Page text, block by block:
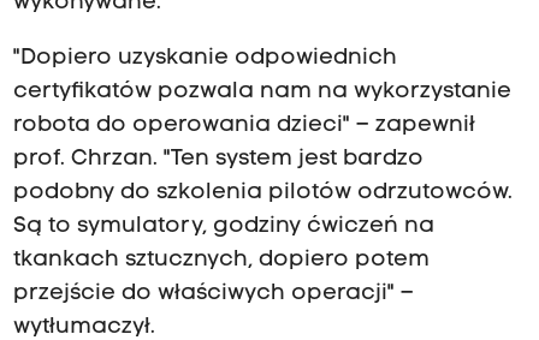
"Dopiero uzyskanie odpowiednich
certyfikatów pozwala nam na wykorzystanie
robota do operowania dzieci" – zapewnił
prof. Chrzan. "Ten system jest bardzo
podobny do szkolenia pilotów odrzutowców.
Są to symulatory, godziny ćwiczeń na
tkankach sztucznych, dopiero potem
przejście do właściwych operacji" –
wytłumaczył.